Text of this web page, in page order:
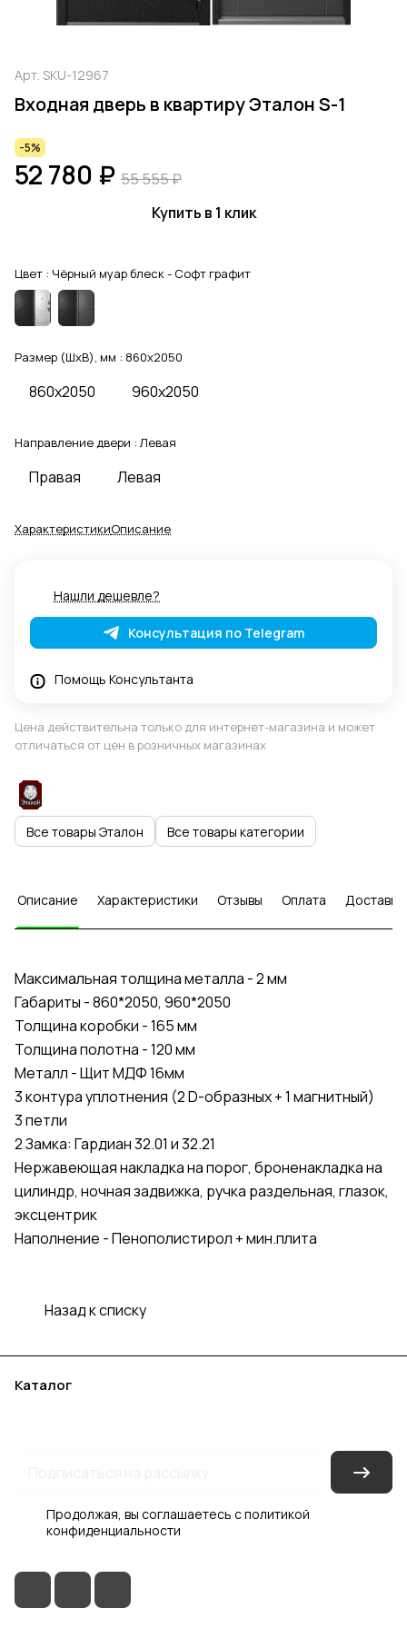
Арт. SKU-12967
Входная дверь в квартиру Эталон S-1
-5%
52 780 ₽ 55 555 ₽
Купить в 1 клик
Цвет : Чёрный муар блеск - Софт графит
Размер (ШхВ), мм : 860x2050
860x2050 960x2050
Направление двери : Левая
Правая Левая
ХарактеристикиОписание
Нашли дешевле?
Консультация по Telegram
Помощь Консультанта
Цена действительна только для интернет-магазина и может
отличаться от цен в розничных магазинах
Все товары Эталон Все товары категории
Описание Характеристики Отзывы Оплата Доставка
Максимальная толщина металла - 2 мм
Габариты - 860*2050, 960*2050
Толщина коробки - 165 мм
Толщина полотна - 120 мм
Металл - Щит МДФ 16мм
3 контура уплотнения (2 D-образных + 1 магнитный)
3 петли
2 Замка: Гардиан 32.01 и 32.21
Нержавеющая накладка на порог, броненакладка на
цилиндр, ночная задвижка, ручка раздельная, глазок,
эксцентрик
Наполнение - Пенополистирол + мин.плита
Назад к списку
Каталог
Продолжая, вы соглашаетесь сполитикой
конфиденциальности